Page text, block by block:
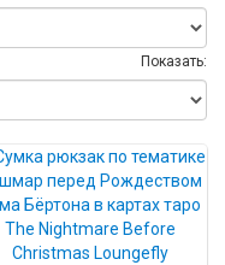
Показать: